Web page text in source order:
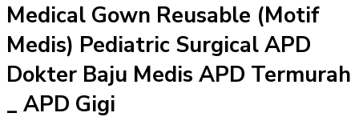
Medical Gown Reusable (Motif
Medis) Pediatric Surgical APD
Dokter Baju Medis APD Termurah
_ APD Gigi